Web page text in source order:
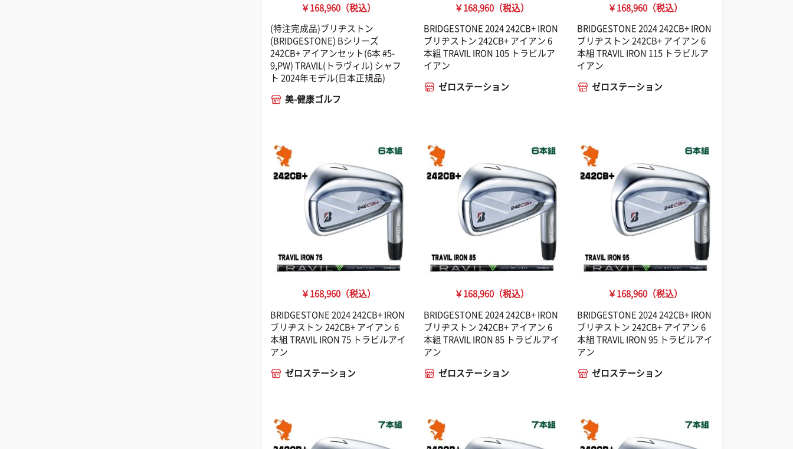
￥168,960（税込）
(特注完成品)ブリヂストン
(BRIDGESTONE) Bシリーズ
242CB+ アイアンセット(6本 #5-
9,PW) TRAVIL(トラヴィル) シャフ
ト 2024年モデル(日本正規品)
美-健康ゴルフ
￥168,960（税込）
BRIDGESTONE 2024 242CB+ IRON
ブリヂストン 242CB+ アイアン 6
本組 TRAVIL IRON 105 トラビルア
イアン
ゼロステーション
￥168,960（税込）
BRIDGESTONE 2024 242CB+ IRON
ブリヂストン 242CB+ アイアン 6
本組 TRAVIL IRON 115 トラビルア
イアン
ゼロステーション
￥168,960（税込）
BRIDGESTONE 2024 242CB+ IRON
ブリヂストン 242CB+ アイアン 6
本組 TRAVIL IRON 75 トラビルアイ
アン
ゼロステーション
￥168,960（税込）
BRIDGESTONE 2024 242CB+ IRON
ブリヂストン 242CB+ アイアン 6
本組 TRAVIL IRON 85 トラビルアイ
アン
ゼロステーション
￥168,960（税込）
BRIDGESTONE 2024 242CB+ IRON
ブリヂストン 242CB+ アイアン 6
本組 TRAVIL IRON 95 トラビルアイ
アン
ゼロステーション